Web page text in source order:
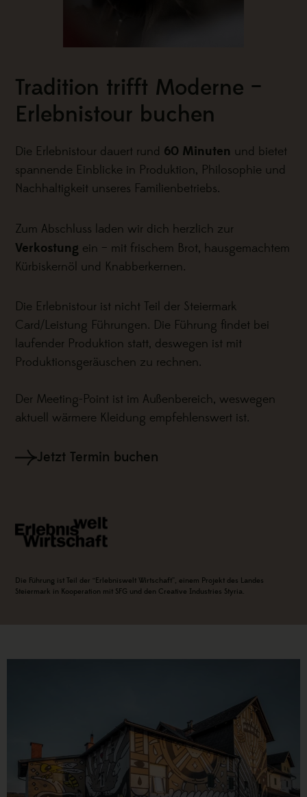
Tradition trifft Moderne –
Erlebnistour buchen
Die Erlebnistour dauert rund 60 Minuten und bietet
spannende Einblicke in Produktion, Philosophie und
Nachhaltigkeit unseres Familienbetriebs.
Zum Abschluss laden wir dich herzlich zur
Verkostung ein – mit frischem Brot, hausgemachtem
Kürbiskernöl und Knabberkernen.
Die Erlebnistour ist nicht Teil der Steiermark
Card/Leistung Führungen. Die Führung findet bei
laufender Produktion statt, deswegen ist mit
Produktionsgeräuschen zu rechnen.
Der Meeting-Point ist im Außenbereich, weswegen
aktuell wärmere Kleidung empfehlenswert ist.
Jetzt Termin buchen
Die Führung ist Teil der “Erlebniswelt Wirtschaft”, einem Projekt des Landes
Steiermark in Kooperation mit SFG und den Creative Industries Styria.